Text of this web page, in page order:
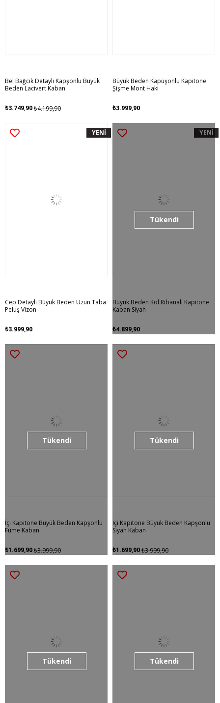
Bel Bağcık Detaylı Kapşonlu Büyük
Beden Lacivert Kaban
₺3.749,90₺4.199,90
Büyük Beden Kapüşonlu Kapitone
Şişme Mont Haki
₺3.999,90
Cep Detaylı Büyük Beden Uzun Taba
Peluş Vizon
₺3.999,90
YENİ
Tükendi
Büyük Beden Kol Ribanalı Kapitone
Kaban Siyah
₺4.899,90
YENİ
Tükendi
İçi Kapitone Büyük Beden Kapşonlu
Füme Kaban
₺1.699,90₺3.999,90
Tükendi
İçi Kapitone Büyük Beden Kapşonlu
Siyah Kaban
₺1.699,90₺3.999,90
Tükendi Tükendi